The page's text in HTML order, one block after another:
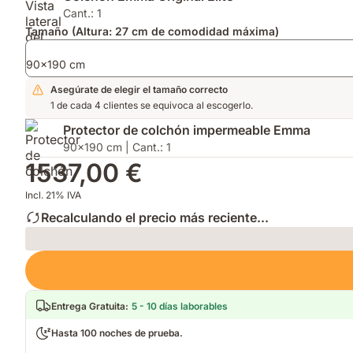
año
2026
por
su
innovación.
AirGrid®
para
mayor
transpirabilidad.
Cant.: 1
Tamaño (Altura: 27 cm de comodidad máxima)
90x190 cm
Asegúrate de elegir el tamaño correcto
1 de cada 4 clientes se equivoca al escogerlo.
Protector de colchón impermeable Emma
90x190 cm | Cant.: 1
1537,00 €
Incl. 21% IVA
Recalculando el precio más reciente...
Loading
Entrega Gratuita: 5 - 10 días laborables
Hasta 100 noches de prueba.